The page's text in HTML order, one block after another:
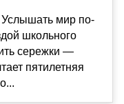
мир по-
школьного
сережки —
пятилетняя